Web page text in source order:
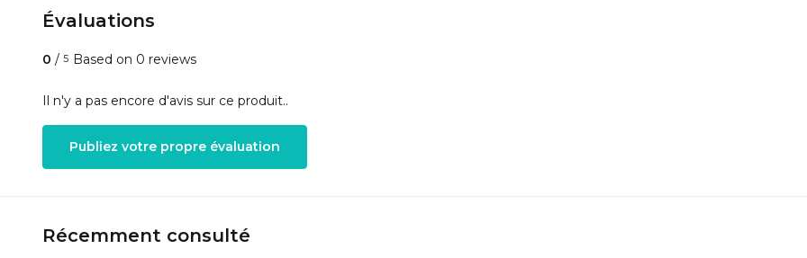
Évaluations
0 / 5 Based on 0 reviews
Il n'y a pas encore d'avis sur ce produit..
Publiez votre propre évaluation
Récemment consulté